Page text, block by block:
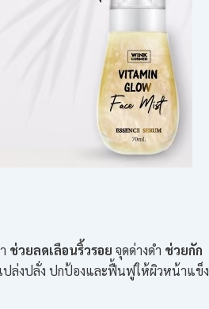
ช่วยลดเลือนริ้วรอย จุดด่างดำ ช่วยกัก
ปล่งปลั่ง ปกป้องและฟื้นฟูให้ผิวหน้าแข็ง